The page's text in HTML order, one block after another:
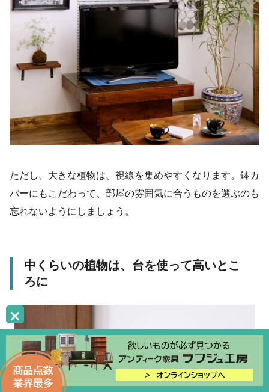
ただし、大きな植物は、視線を集めやすくなります。鉢カ
バーにもこだわって、部屋の雰囲気に合うものを選ぶのも
忘れないようにしましょう。
中くらいの植物は、台を使って高いとこ
ろに